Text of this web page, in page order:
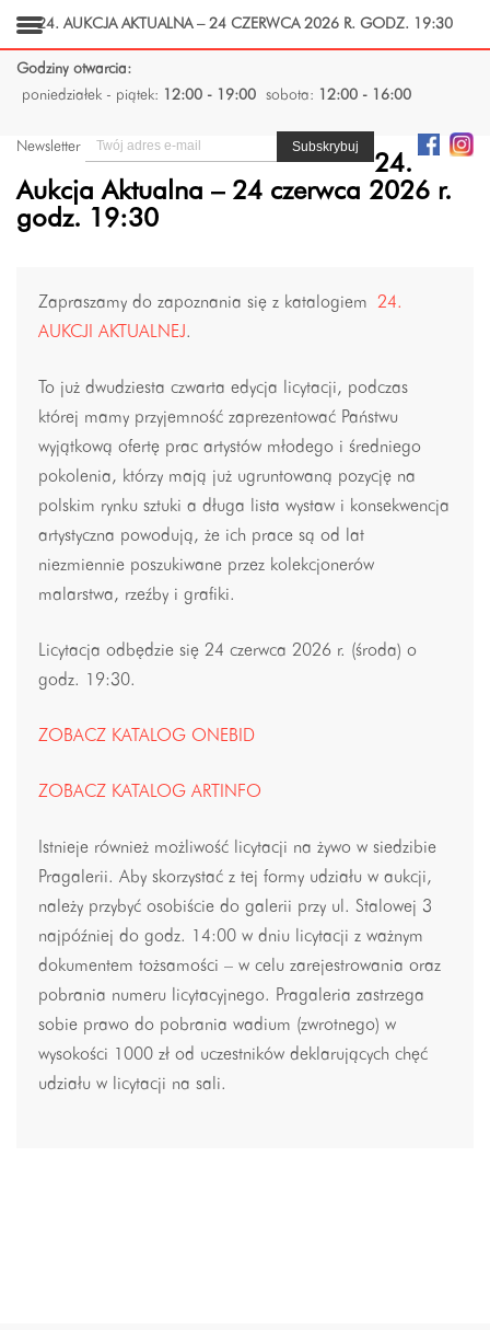
Godziny otwarcia:
poniedziałek - piątek:
12:00 - 19:00 sobota: 12:00 - 16:00
Newsletter
24.
Aukcja Aktualna – 24 czerwca 2026 r.
godz. 19:30
Zapraszamy do zapoznania się z katalogiem 24.
AUKCJI AKTUALNEJ.
To już dwudziesta czwarta edycja licytacji, podczas
której mamy przyjemność zaprezentować Państwu
wyjątkową ofertę prac artystów młodego i średniego
pokolenia, którzy mają już ugruntowaną pozycję na
polskim rynku sztuki a długa lista wystaw i konsekwencja
artystyczna powodują, że ich prace są od lat
niezmiennie poszukiwane przez kolekcjonerów
malarstwa, rzeźby i grafiki.
Licytacja odbędzie się 24 czerwca 2026 r. (środa) o
godz. 19:30.
ZOBACZ KATALOG ONEBID
ZOBACZ KATALOG ARTINFO
Istnieje również możliwość licytacji na żywo w siedzibie
Pragalerii. Aby skorzystać z tej formy udziału w aukcji,
należy przybyć osobiście do galerii przy ul. Stalowej 3
najpóźniej do godz. 14:00 w dniu licytacji z ważnym
dokumentem tożsamości – w celu zarejestrowania oraz
pobrania numeru licytacyjnego. Pragaleria zastrzega
sobie prawo do pobrania wadium (zwrotnego) w
wysokości 1000 zł od uczestników deklarujących chęć
udziału w licytacji na sali.
24. AUKCJA AKTUALNA – 24 CZERWCA 2026 R. GODZ. 19:30